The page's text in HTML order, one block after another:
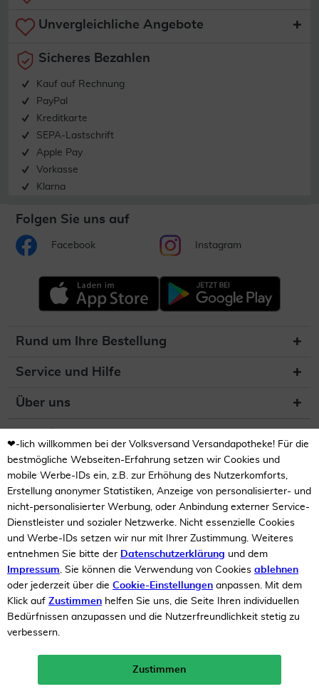
10%
Neukunden-Rabatt ab 49€!
mehr erfahren >
Unvergleichliche Angebote
Sicheres Bezahlen
Kauf auf Rechnung
PayPal
Kreditkarte
SEPA-Lastschrift
Apple Pay
Vorkasse
Klarna
Folgen Sie uns auf
Facebook Instagram
Rund um Ihre Bestellung
Service und Hilfe
Über uns
(DE) Zur Überprüfung der
Legalität dieser Website
Unsere Auszeichnungen
❤-lich willkommen bei der Volksversand Versandapotheke! Für die
bestmögliche Webseiten-Erfahrung setzen wir Cookies und
mobile Werbe-IDs ein, z.B. zur Erhöhung des Nutzerkomforts,
Erstellung anonymer Statistiken, Anzeige von personalisierter- und
nicht-personalisierter Werbung, oder Anbindung externer Service-
Dienstleister und sozialer Netzwerke. Nicht essenzielle Cookies
und Werbe-IDs setzen wir nur mit Ihrer Zustimmung. Weiteres
entnehmen Sie bitte der Datenschutzerklärung und dem
Impressum. Sie können die Verwendung von Cookies ablehnen
oder jederzeit über die Cookie-Einstellungen anpassen. Mit dem
Klick auf Zustimmen helfen Sie uns, die Seite Ihren individuellen
Bedürfnissen anzupassen und die Nutzerfreundlichkeit stetig zu
verbessern.
Zustimmen